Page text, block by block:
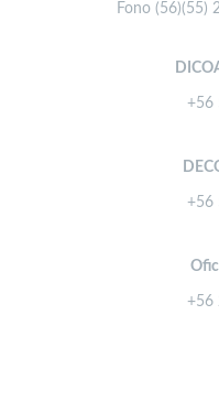
Fono (56)(55)
+56
+56
+56